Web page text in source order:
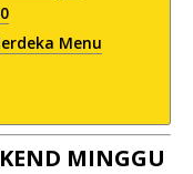
Menu
MINGGU